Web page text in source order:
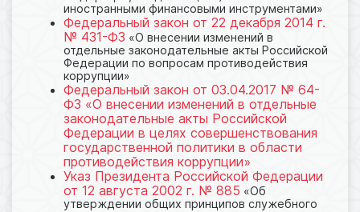
иностранными финансовыми инструментами»
Федеральный закон от 22 декабря 2014 г.
№ 431-ФЗ «О внесении изменений в
отдельные законодательные акты Российской
Федерации по вопросам противодействия
коррупции»
Федеральный закон от 03.04.2017 № 64-
ФЗ «О внесении изменений в отдельные
законодательные акты Российской
Федерации в целях совершенствования
государственной политики в области
противодействия коррупции»
Указ Президента Российской Федерации
от 12 августа 2002 г. № 885 «Об
утверждении общих принципов служебного